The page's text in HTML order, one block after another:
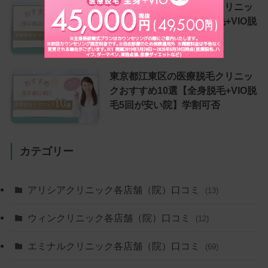
東京都品川区の医療脱毛クリニッ
クおすすめ10選【全身脱毛+VIO脱
毛5回が安い院】学割可否
東京都江東区の医療脱毛クリニッ
クおすすめ10選【全身脱毛+VIO脱
毛5回が安い院】学割可否
カテゴリー
アリシアクリニック各店舗（院）口コミ (13)
ウィンクリニック各店舗（院）口コミ (12)
エミナルクリニック各店舗（院）口コミ (69)